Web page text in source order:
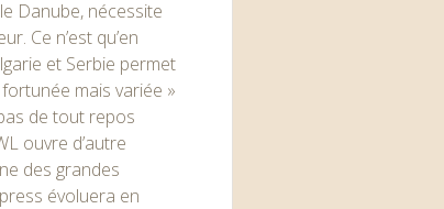
Danube, nécessite
Ce n’est qu’en
et Serbie permet
mais variée »
de tout repos
ouvre d’autre
des grandes
évoluera en